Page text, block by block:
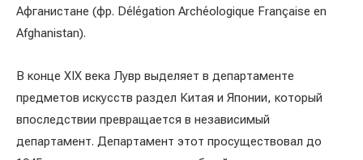
Афганистане (фр. Délégation Archéologique Française en
Afghanistan).
В конце XIX века Лувр выделяет в департаменте
предметов искусств раздел Китая и Японии, который
впоследствии превращается в независимый
департамент. Департамент этот просуществовал до